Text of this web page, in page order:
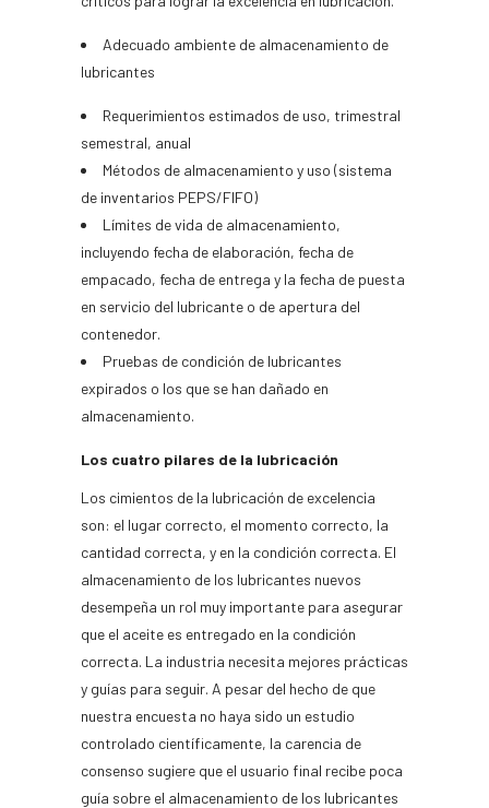
Adecuado ambiente de almacenamiento de
lubricantes
Requerimientos estimados de uso, trimestral
semestral, anual
Métodos de almacenamiento y uso (sistema
de inventarios PEPS/FIFO)
Límites de vida de almacenamiento,
incluyendo fecha de elaboración, fecha de
empacado, fecha de entrega y la fecha de puesta
en servicio del lubricante o de apertura del
contenedor.
Pruebas de condición de lubricantes
expirados o los que se han dañado en
almacenamiento.
Los cuatro pilares de la lubricación
Los cimientos de la lubricación de excelencia
son: el lugar correcto, el momento correcto, la
cantidad correcta, y en la condición correcta. El
almacenamiento de los lubricantes nuevos
desempeña un rol muy importante para asegurar
que el aceite es entregado en la condición
correcta. La industria necesita mejores prácticas
y guías para seguir. A pesar del hecho de que
nuestra encuesta no haya sido un estudio
controlado científicamente, la carencia de
consenso sugiere que el usuario final recibe poca
guía sobre el almacenamiento de los lubricantes